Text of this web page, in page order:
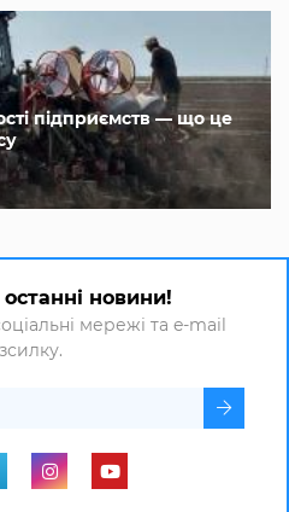
підприємств — що це
новини!
мережі та e-mail